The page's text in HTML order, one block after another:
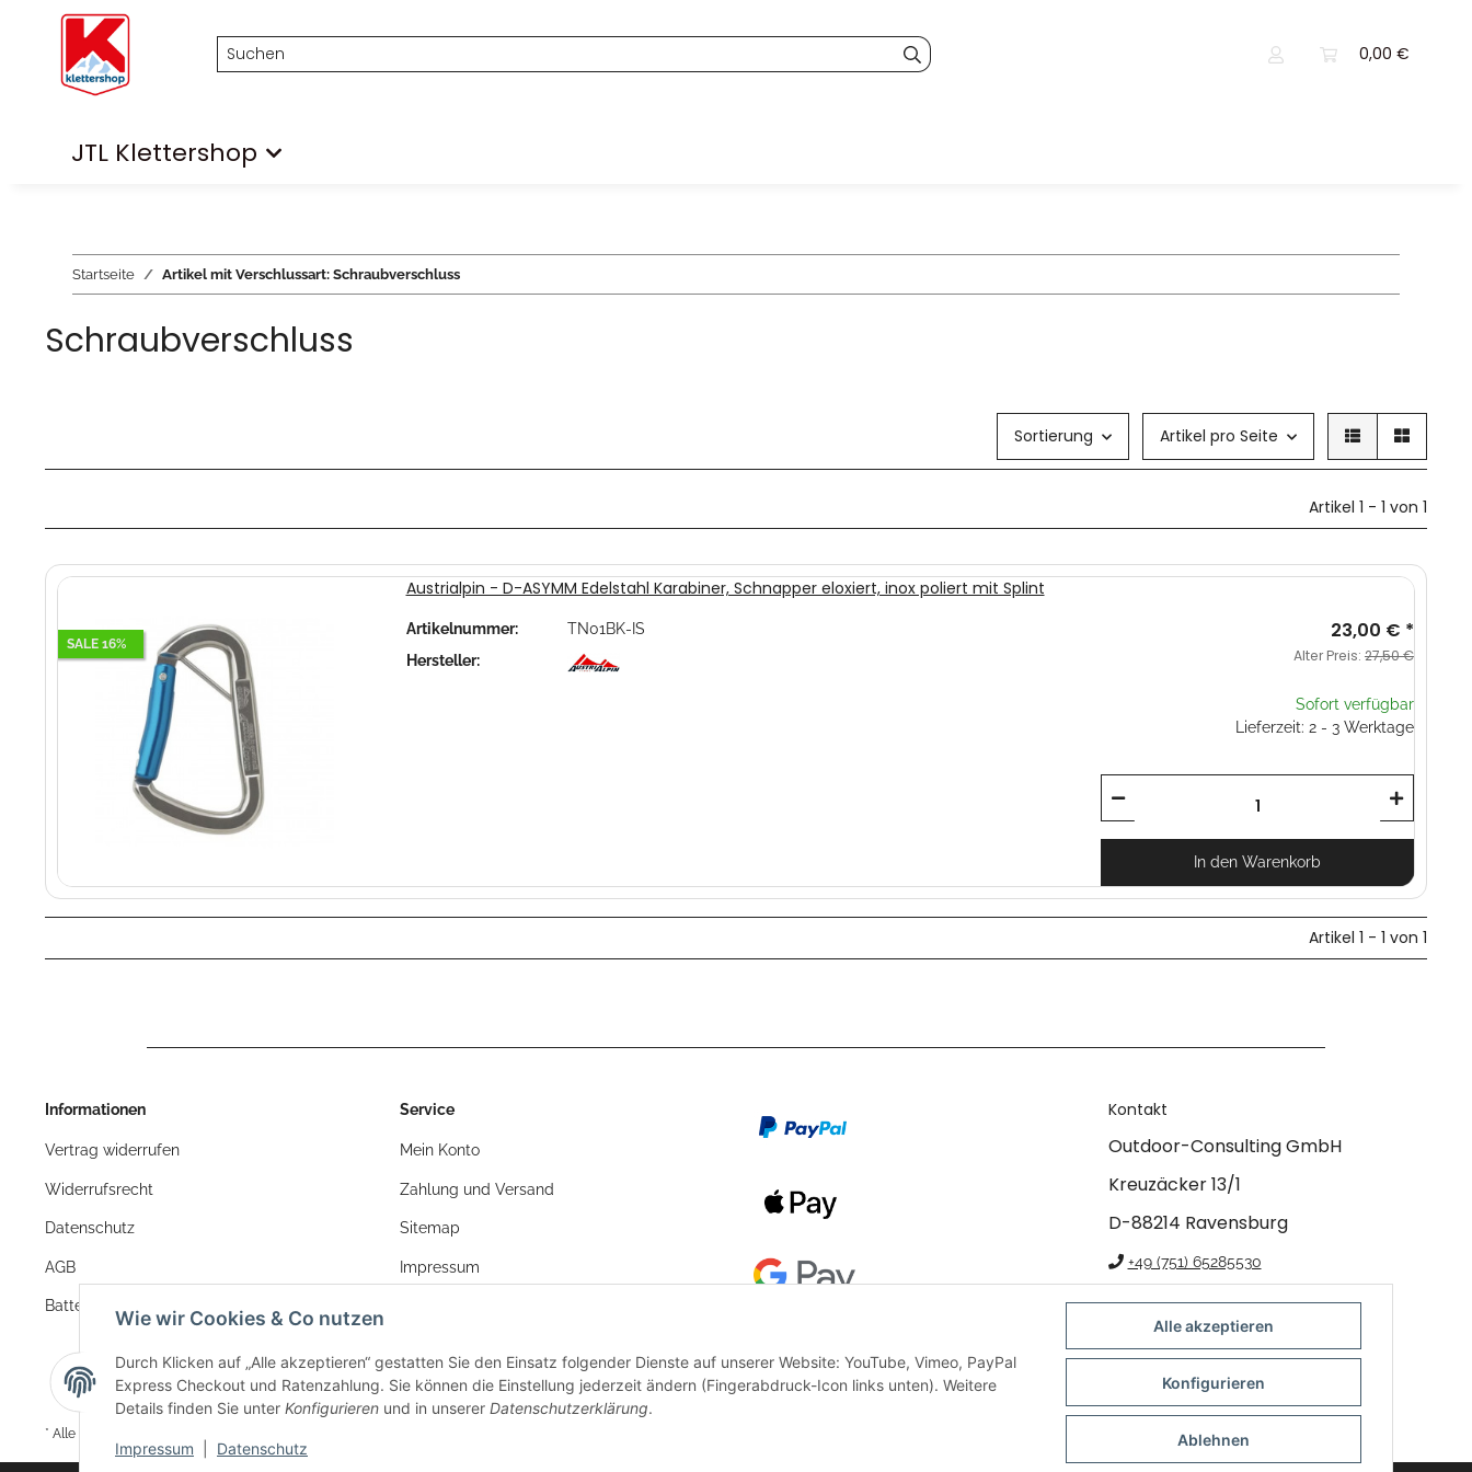
Alle akzeptieren
Konfigurieren
Ablehnen
Wie wir Cookies & Co nutzen
Durch Klicken auf „Alle akzeptieren“ gestatten Sie den Einsatz folgender Dienste auf unserer Website: YouTube, Vimeo, PayPal
Express Checkout und Ratenzahlung. Sie können die Einstellung jederzeit ändern (Fingerabdruck-Icon links unten). Weitere
Details finden Sie unter Konfigurieren und in unserer Datenschutzerklärung.
Impressum Datenschutz
0,00 €
JTL Klettershop
Startseite Artikel mit Verschlussart: Schraubverschluss
Schraubverschluss
Sortierung Artikel pro Seite
Artikel 1 - 1 von 1
SALE 16%
Austrialpin - D-ASYMM Edelstahl Karabiner, Schnapper eloxiert, inox poliert mit Splint
Artikelnummer:
TN01BK-IS
Hersteller:
23,00 € *
Alter Preis: 27,50 €
Sofort verfügbar
Lieferzeit: 2 - 3 Werktage
In den Warenkorb
Artikel 1 - 1 von 1
Informationen
Vertrag widerrufen
Widerrufsrecht
Datenschutz
AGB
Batteriegesetzhinweise
Service
Mein Konto
Zahlung und Versand
Sitemap
Impressum
Kontakt
Outdoor-Consulting GmbH
Kreuzäcker 13/1
D-88214 Ravensburg
+49 (751) 65285530
info@klettershop.de
* Alle Preise inkl. gesetzlicher USt.